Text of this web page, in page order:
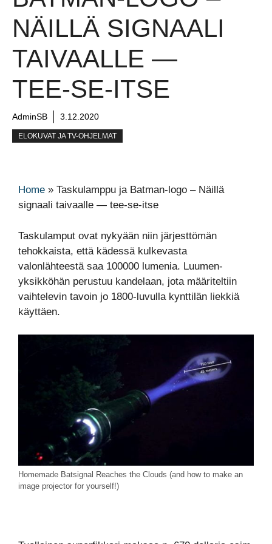
NÄILLÄ SIGNAALI
TAIVAALLE —
TEE-SE-ITSE
AdminSB 3.12.2020
ELOKUVAT JA TV-OHJELMAT
Home » Taskulamppu ja Batman-logo – Näillä
signaali taivaalle — tee-se-itse
Taskulamput ovat nykyään niin järjesttömän
tehokkaista, että kädessä kulkevasta
valonlähteestä saa 100000 lumenia. Luumen-
yksikköhän perustuu kandelaan, jota määriteltiin
vaihtelevin tavoin jo 1800-luvulla kynttilän liekkiä
käyttäen.
Homemade Batsignal Reaches the Clouds (and how to make an
image projector for yourself!)